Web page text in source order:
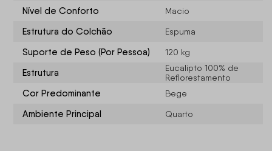
Nível de Conforto Macio
Estrutura do Colchão Espuma
Suporte de Peso (Por Pessoa) 120 kg
Estrutura
Eucalipto 100% de
Reflorestamento
Cor Predominante Bege
Ambiente Principal Quarto